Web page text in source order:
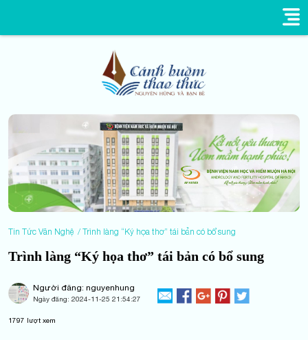
Tin Tức Văn Nghệ Trình làng “Ký họa thơ” tái bản có bổ sung
Trình làng “Ký họa thơ” tái bản có bổ sung
Người đăng: nguyenhung
Ngày đăng: 2024-11-25 21:54:27
1797 lượt xem